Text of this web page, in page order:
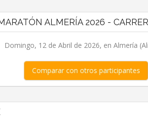
ALMERÍA 2026 -
Domingo, 12 de Abril de 2026, en Almería
Comparar con otros participantes